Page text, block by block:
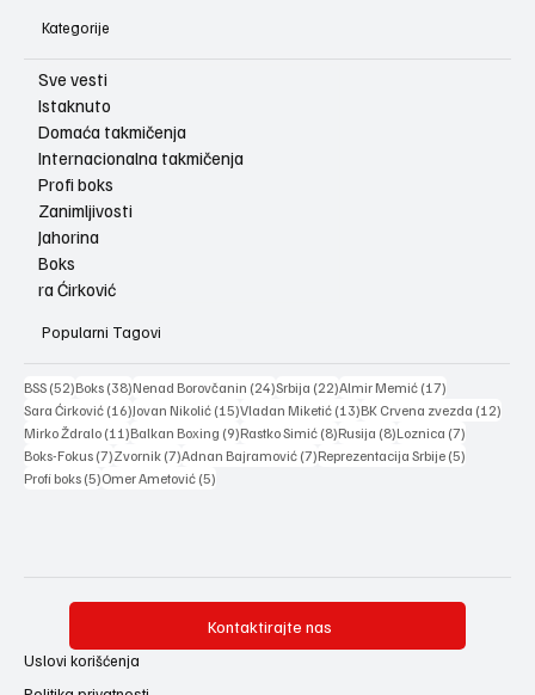
Kategorije
Sve vesti
Istaknuto
Domaća takmičenja
Internacionalna takmičenja
Profi boks
Zanimljivosti
Jahorina
Boks
ra Ćirković
Popularni Tagovi
BSS (52)52 posts
Boks (38)38 posts
Nenad Borovčanin (24)24 posts
Srbija (22)22 posts
Almir Memić (17)
Sara Ćirković (16)16 posts
Jovan Nikolić (15)15 posts
Vladan Miketić (13)13 posts
BK Crvena zvezda (12)
Mirko Ždralo (11)11 posts
Balkan Boxing (9)9 posts
Rastko Simić (8)8 posts
Rusija (8)8 posts
Loznica (7)
Boks-Fokus (7)7 posts
Zvornik (7)7 posts
Adnan Bajramović (7)7 posts
Reprezentacija Srbije (5)
Profi boks (5)5 posts
Omer Ametović (5)
Kontaktirajte nas
Uslovi korišćenja